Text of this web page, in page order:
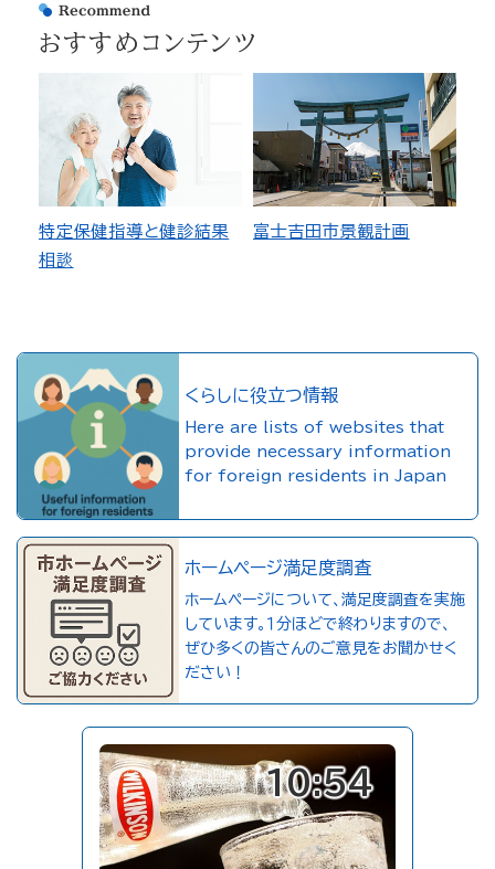
おすすめコンテンツ
特定保健指導と健診結果
相談
富士吉田市景観計画
くらしに役立つ情報
Here are lists of websites that
provide necessary information
for foreign residents in Japan
ホームページ満足度調査
ホームページについて、満足度調査を実施
しています。１分ほどで終わりますので、
ぜひ多くの皆さんのご意見をお聞かせく
ださい！
10:54